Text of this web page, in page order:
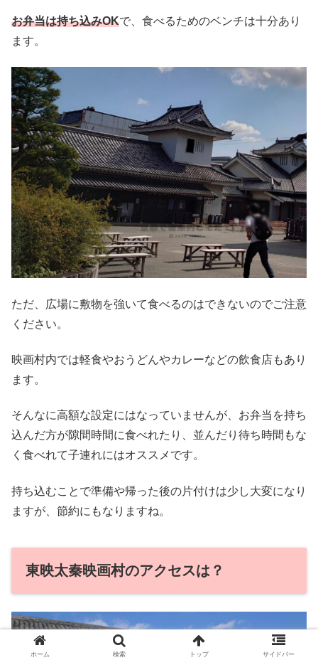
お弁当は持ち込みOKで、食べるためのベンチは十分あり
ます。
ただ、広場に敷物を強いて食べるのはできないのでご注意
ください。
映画村内では軽食やおうどんやカレーなどの飲食店もあり
ます。
そんなに高額な設定にはなっていませんが、お弁当を持ち
込んだ方が隙間時間に食べれたり、並んだり待ち時間もな
く食べれて子連れにはオススメです。
持ち込むことで準備や帰った後の片付けは少し大変になり
ますが、節約にもなりますね。
東映太秦映画村のアクセスは？
ホーム 検索 トップ サイドバー